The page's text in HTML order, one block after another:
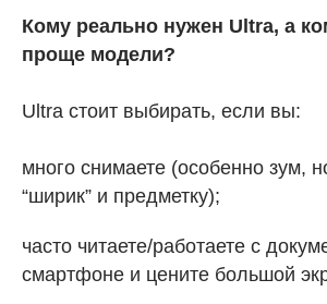
Кому реально нужен Ultra, а
проще модели?
Ultra стоит выбирать, если вы:
много снимаете (особенно зум,
“ширик” и предметку);
часто читаете/работаете с
смартфоне и цените большой